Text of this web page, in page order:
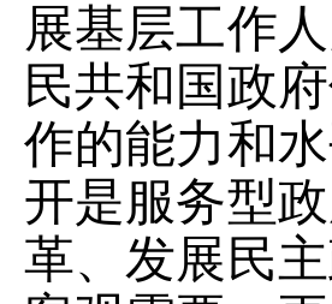
展基层工作
民共和国政
作的能力和
开是服务型
革、发展民